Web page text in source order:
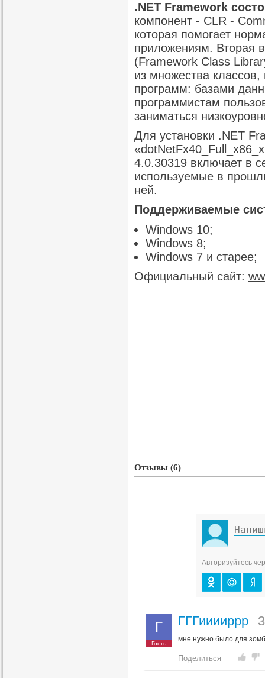
.NET Framework
компонент - CLR -
которая помогает
приложениям. Вторая
(Framework Class
из множества
программ: базами
программистам
заниматься
Для установки .NET
4.0.30319 включает в
используемые в
ней.
Поддерживаемые
Windows 10;
Windows 8;
Windows 7 и старее;
Официальный сайт:
Отзывы (6)
Авторизуйтесь
Г
Гость
ГГГииииррр
мне нужно было для
Поделиться